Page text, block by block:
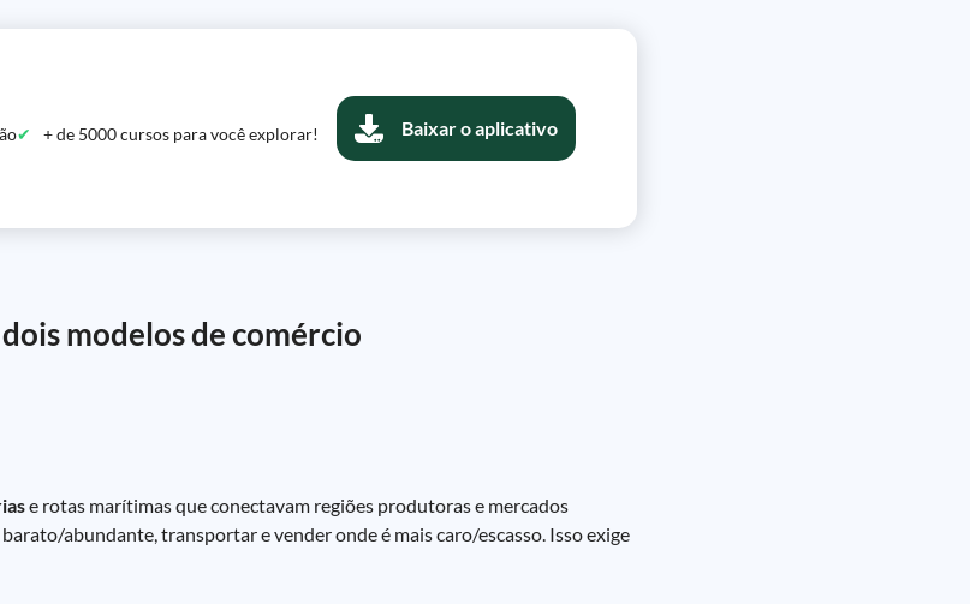
+ de 5000 cursos para você explorar! Baixar o aplicativo
modelos de comércio
e rotas marítimas que conectavam regiões produtoras e mercados
abundante, transportar e vender onde é mais caro/escasso. Isso exige